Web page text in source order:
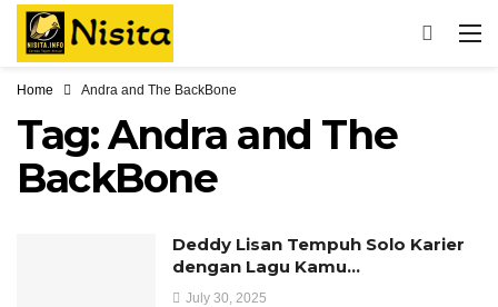
Home Andra and The BackBone
Tag:Andra and The
BackBone
Deddy Lisan Tempuh Solo Karier
dengan Lagu Kamu…
July 30, 2025